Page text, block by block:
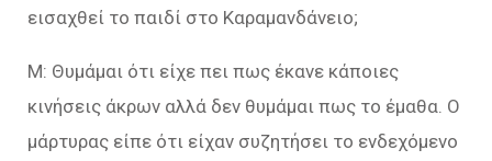
εισαχθεί το παιδί στο Καραμανδάνειο;
Μ: Θυμάμαι ότι είχε πει πως έκανε κάποιες
κινήσεις άκρων αλλά δεν θυμάμαι πως το έμαθα. Ο
μάρτυρας είπε ότι είχαν συζητήσει το ενδεχόμενο